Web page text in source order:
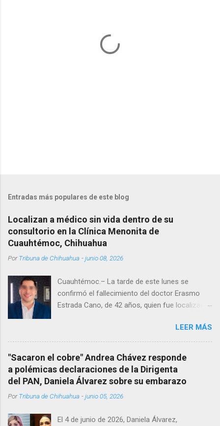
Entradas más populares de este blog
Localizan a médico sin vida dentro de su
consultorio en la Clínica Menonita de
Cuauhtémoc, Chihuahua
PorTribuna de Chihuahua -junio 08, 2026
Cuauhtémoc.– La tarde de este lunes se
confirmó el fallecimiento del doctor Erasmo
Estrada Cano, de 42 años, quien fue localizado
Menonita, ubicada en el kilómetro 10 del
Corredor Comercial. Según reportes el médico
se habría quitado la vida mientras permanecía
encerrado en el consultorio, por lo que
autoridades tuvieron que derribar la puerta,
Estrada, quien se desempeñó como presidente
un médico reconocido en la región.
LEER MÁS
"Sacaron el cobre" Andrea Chávez responde
a polémicas declaraciones de la Dirigenta
del PAN, Daniela Álvarez sobre su embarazo
PorTribuna de Chihuahua -junio 05, 2026
El 4 de junio de 2026, Daniela Álvarez,